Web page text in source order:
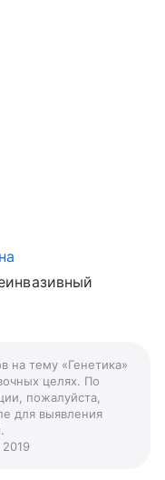
на тему «Генетика»
целях. По
пожалуйста,
для выявления